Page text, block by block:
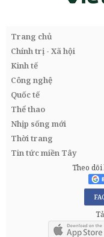
31 1
Hoàn tất Đóng
* Bạn có thể chọn 2 ngày để
Trang chủ
Chính trị - Xã hội
Kinh tế
Công nghệ
Quốc tế
Thể thao
Nhịp sống mới
Thời trang
Tin tức miền Tây
Theo